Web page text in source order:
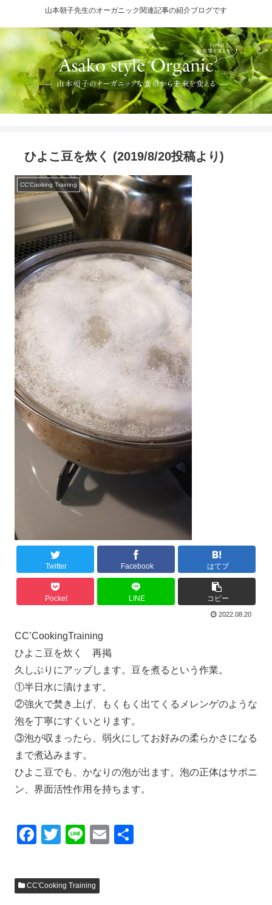
山本朝子先生のオーガニック関連記事の紹介ブログです
ひよこ豆を炊く (2019/8/20投稿より)
CC'Cooking Training
Twitter Facebook はてブ
Pocket LINE コピー
2022.08.20
CC’CookingTraining
ひよこ豆を炊く 再掲
久しぶりにアップします。豆を煮るという作業。
①半日水に漬けます。
②強火で焚き上げ、もくもく出てくるメレンゲのような
泡を丁寧にすくいとります。
③泡が収まったら、弱火にしてお好みの柔らかさになる
まで煮込みます。
ひよこ豆でも、かなりの泡が出ます。泡の正体はサポニ
ン、界面活性作用を持ちます。
F
c
e
T
tt
er
Li
e
E
CC'Cooking Training